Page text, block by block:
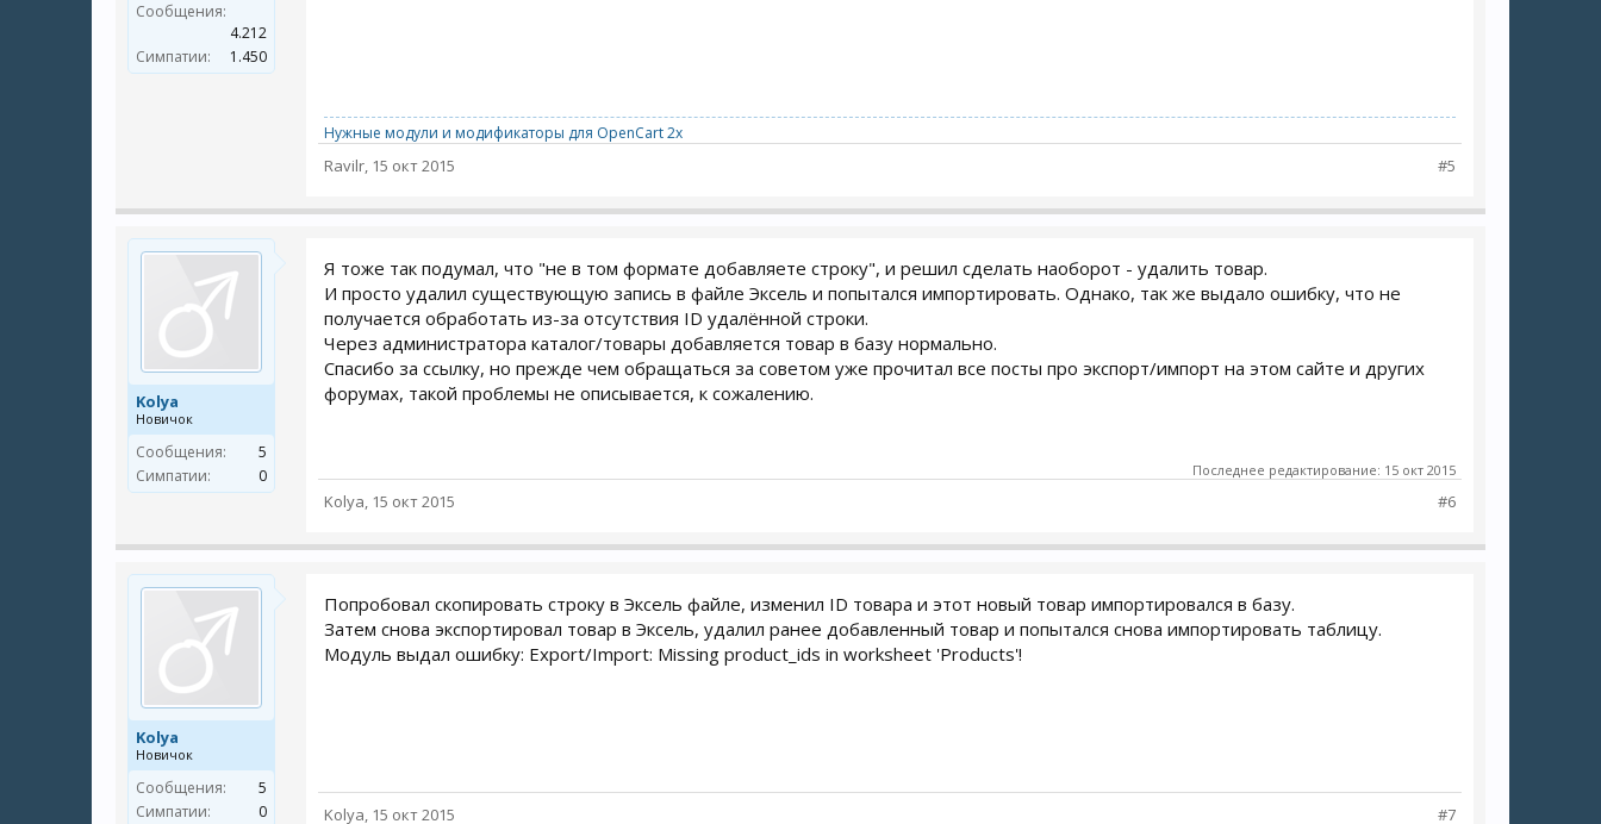
Сообщения:
4.212
Симпатии:
1.450
Нужные модули и модификаторы для OpenCart 2x
Ravilr, 15 окт 2015 #5
Kolya
Новичок
Сообщения:
5
Симпатии:
0
Я тоже так подумал, что "не в том формате добавляете строку", и решил сделать наоборот - удалить товар.
И просто удалил существующую запись в файле Эксель и попытался импортировать. Однако, так же выдало ошибку, что не
получается обработать из-за отсутствия ID удалённой строки.
Через администратора каталог/товары добавляется товар в базу нормально.
Спасибо за ссылку, но прежде чем обращаться за советом уже прочитал все посты про экспорт/импорт на этом сайте и других
форумах, такой проблемы не описывается, к сожалению.
Последнее редактирование: 15 окт 2015
Kolya, 15 окт 2015 #6
Kolya
Новичок
Сообщения:
5
Симпатии:
0
Попробовал скопировать строку в Эксель файле, изменил ID товара и этот новый товар импортировался в базу.
Затем снова экспортировал товар в Эксель, удалил ранее добавленный товар и попытался снова импортировать таблицу.
Модуль выдал ошибку: Export/Import: Missing product_ids in worksheet 'Products'!
Kolya, 15 окт 2015 #7